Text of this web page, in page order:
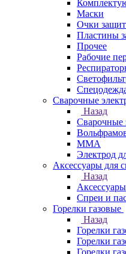
Маски
Очки
Пластины
Прочее
Рабочие
Сварочные
Назад
Сварочные
ММА
Электрод
Аксессуары для
Назад
Спреи и
Горелки газовые
Назад
Горелки
Горелки
Горелки